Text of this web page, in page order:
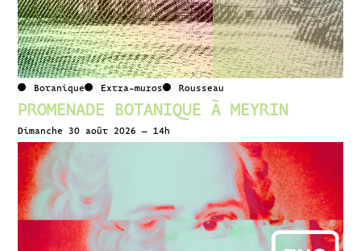
Botanique Extra-muros Rousseau
PROMENADE BOTANIQUE À MEYRIN
Dimanche 30 août 2026 – 14h